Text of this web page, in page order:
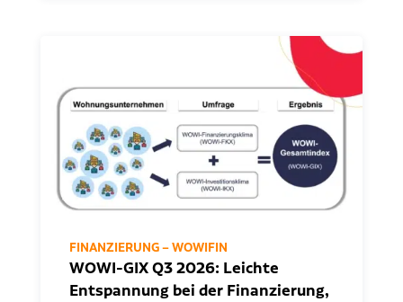
FINANZIERUNG – WOWIFIN
WOWI-GIX Q3 2026: Leichte
Entspannung bei der Finanzierung,